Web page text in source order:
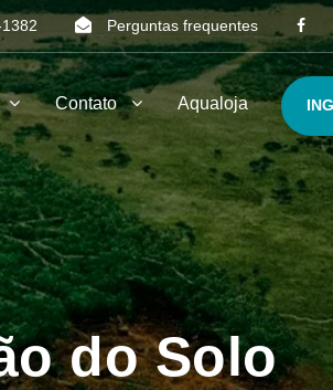
Perguntas frequentes
Contato Aqualoja
do Solo